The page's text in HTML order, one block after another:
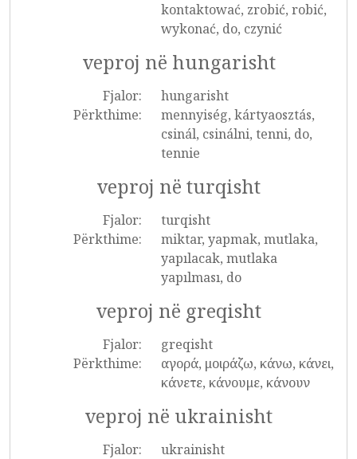
kontaktować, zrobić, robić,
wykonać, do, czynić
veproj në hungarisht
Fjalor:
hungarisht
Përkthime:
mennyiség, kártyaosztás,
csinál, csinálni, tenni, do,
tennie
veproj në turqisht
Fjalor:
turqisht
Përkthime:
miktar, yapmak, mutlaka,
yapılacak, mutlaka
yapılması, do
veproj në greqisht
Fjalor:
greqisht
Përkthime:
αγορά, μοιράζω, κάνω, κάνει,
κάνετε, κάνουμε, κάνουν
veproj në ukrainisht
Fjalor:
ukrainisht